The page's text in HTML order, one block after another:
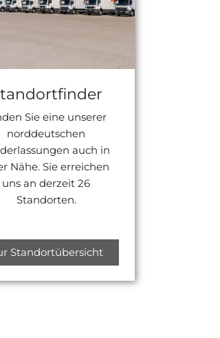
Sie eine unserer
norddeutschen
auch in
Nähe. Sie erreichen
uns an derzeit 26
Standorten.
Standortübersicht